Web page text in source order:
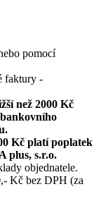
pomocí
faktury -
než 2000 Kč
Kč platí poplatek
plus, s.r.o.
objednatele.
Kč bez DPH (za